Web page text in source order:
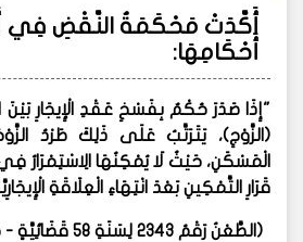
أَكَّدَتْ مَحْكَمَةُ النَّقْضِ فِي
أَحْكَامِهَا:
" إِذَا صَدَرَ حُكْمٌ بِفَسْخِ عَقْدِ الْإِيجَارِ بَيْنَ
(الزَّوْجِ)، يَتَرَتَّبُ عَلَى ذَلِكَ طَرْدُ
الْمَسْكَنِ، حَيْثُ لَا يُمْكِنُهَا الِاسْتِمْرَارُ
قَرَارِ التَّمْكِينِ بَعْدَ انْتِهَاءِ الْعِلَاقَةِ
) الطَّعْنُ رَقْمُ 2343 لِسَنَةِ 58 قَضَائِيَّةٍ - جَلْسَةُ 11/5/1993)